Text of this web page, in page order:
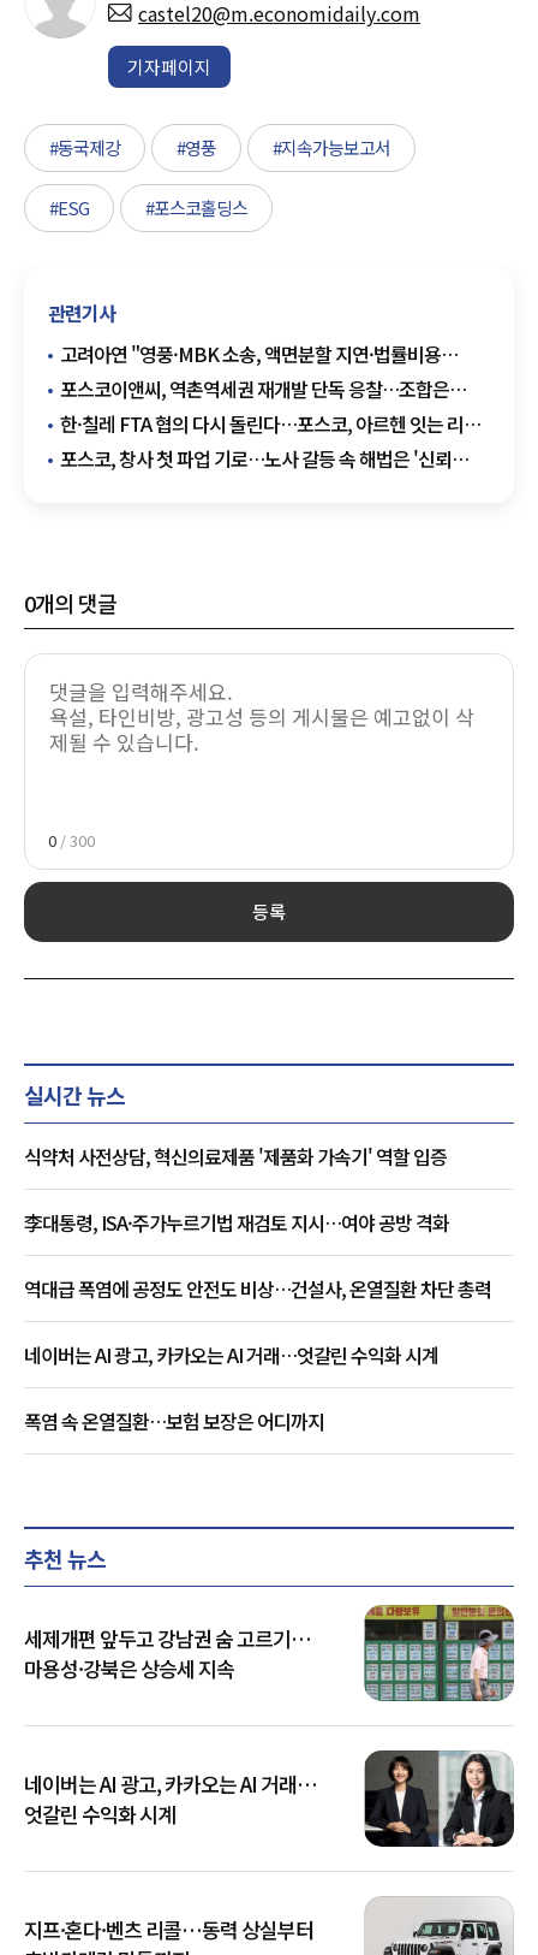
castel20@m.economidaily.com
기자페이지
#동국제강 #영풍 #지속가능보고서
#ESG #포스코홀딩스
관련기사
고려아연 "영풍·MBK 소송, 액면분할 지연·법률비용
남겼다"
포스코이앤씨, 역촌역세권 재개발 단독 응찰…조합은
재입찰 공고
한·칠레 FTA 협의 다시 돌린다…포스코, 아르헨 잇는 리튬
기회 열릴까
포스코, 창사 첫 파업 기로…노사 갈등 속 해법은 '신뢰
0개의 댓글
0 / 300
등록
실시간 뉴스
식약처 사전상담, 혁신의료제품 '제품화 가속기' 역할 입증
李대통령, ISA·주가누르기법 재검토 지시…여야 공방 격화
역대급 폭염에 공정도 안전도 비상…건설사, 온열질환 차단 총력
네이버는 AI 광고, 카카오는 AI 거래…엇갈린 수익화 시계
폭염 속 온열질환…보험 보장은 어디까지
추천 뉴스
세제개편 앞두고 강남권 숨 고르기…
마용성·강북은 상승세 지속
네이버는 AI 광고, 카카오는 AI 거래…
엇갈린 수익화 시계
지프·혼다·벤츠 리콜…동력 상실부터